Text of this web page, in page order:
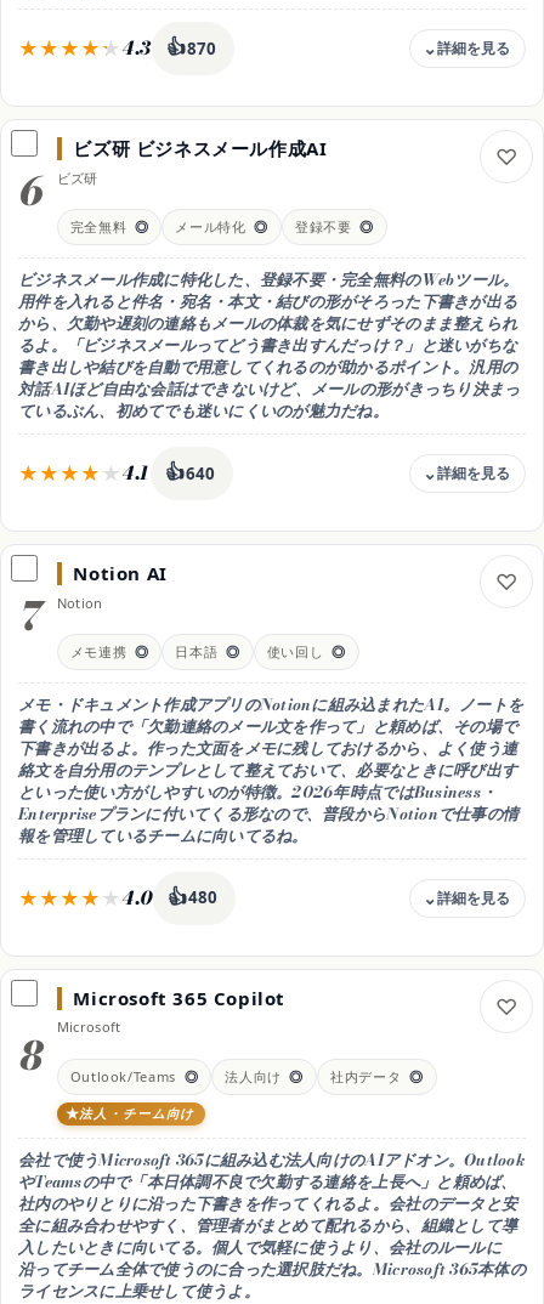
4.3 👍870
料金
完全無料(登録不要)
無料枠
完全無料・会員登録なしでブラウザからすぐ使える。
アカウント作成のひと手間なく欠席連絡の下書きを作れる
(2026年時点)
文面づくりの特徴
トーンやフォーマットを選んで文章を生成。メール用に整えやすく、
急ぎのときに開いてすぐ下書きできる手軽さが魅力
対応
Web(ブラウザ)・日本語◎
おすすめ用途
登録なしで今すぐ下書きを作りたい
6
ビズ研 ビジネスメール作成AI
ビズ研
完全無料 ◎ メール特化 ◎ 登録不要 ◎
ビジネスメール作成に特化した、登録不要・完全無料のWebツール。
用件を入れると件名・宛名・本文・結びの形がそろった下書きが出る
から、欠勤や遅刻の連絡もメールの体裁を気にせずそのまま整えられ
るよ。「ビジネスメールってどう書き出すんだっけ？」と迷いがちな
書き出しや結びを自動で用意してくれるのが助かるポイント。汎用の
対話AIほど自由な会話はできないけど、メールの形がきっちり決まっ
ているぶん、初めてでも迷いにくいのが魅力だね。
4.1 👍640
料金
完全無料(登録不要)
無料枠
完全無料・登録不要のメール特化ツール。
用件を入れるとビジネスメールの体裁で下書きが出る(2026年時点)
文面づくりの特徴
メール作成に特化。件名・宛名・本文・
結びの形がそろった下書きが出るので、
欠勤連絡もそのまま整えやすい
対応
Web(ブラウザ)・日本語◎
おすすめ用途
メールの形が最初から整った下書きがほしい
7
Notion AI
Notion
メモ連携 ◎ 日本語 ◎ 使い回し ◎
メモ・ドキュメント作成アプリのNotionに組み込まれたAI。ノートを
書く流れの中で「欠勤連絡のメール文を作って」と頼めば、その場で
下書きが出るよ。作った文面をメモに残しておけるから、 よく使う連
絡文を自分用のテンプレとして整えておいて、必要なときに呼び出す
といった使い方がしやすいのが特徴。2026年時点ではBusiness・
Enterpriseプランに付いてくる形なので、普段からNotionで仕事の情
報を管理しているチームに向いてるね。
4.0 👍480
料金
Businessプラン 月3,000円/ユーザー(年払い・月払いは月3,600円)
に付帯
無料枠
2026年時点ではBusiness・Enterpriseプランに付帯
(Businessは年払いで1ユーザー月3,000円・月払い月3,600円)。
メモアプリ内でAIを使える(2026年時点)
文面づくりの特徴
メモ・ドキュメント作成アプリの中で文章生成。
連絡文の下書きをメモに残し、定型文として使い回しやすい
対応
Web/アプリ(Win/Mac/iOS/Android)・日本語◎
おすすめ用途
メモアプリで連絡文を作り使い回したい
8
Microsoft 365 Copilot
Microsoft
Outlook/Teams ◎ 法人向け ◎ 社内データ ◎
法人・チーム向け
会社で使うMicrosoft 365に組み込む法人向けのAIアドオン。Outlook
やTeamsの中で「本日体調不良で欠勤する連絡を上長へ」と頼めば、
社内のやりとりに沿った下書きを作ってくれるよ。会社のデータと安
全に組み合わせやすく、管理者がまとめて配れるから、組織として導
入したいときに向いてる。個人で気軽に使うより、 会社のルールに
沿ってチーム全体で使うのに合った選択肢だね。Microsoft 365本体の
ライセンスに上乗せして使うよ。